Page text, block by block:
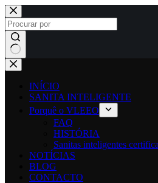
INÍCIO
SANITA INTELIGENTE
Porquê o VLEEO
FAQ
HISTÓRIA
Sanitas inteligentes
NOTÍCIAS
BLOG
CONTACTO